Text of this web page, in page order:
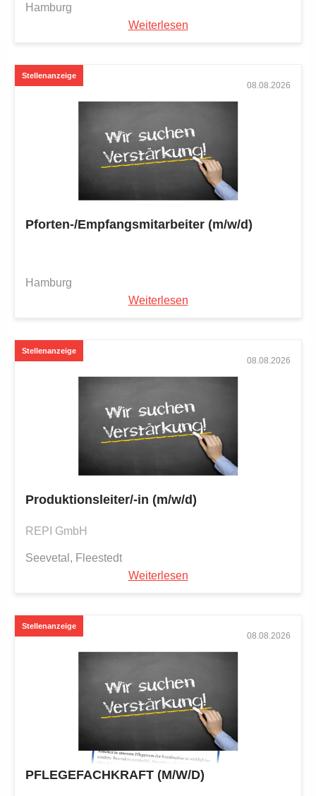
Hamburg
Weiterlesen
08.08.2026
Pforten-/Empfangsmitarbeiter (m/w/d)
Hamburg
Weiterlesen
08.08.2026
Produktionsleiter/-in (m/w/d)
REPI GmbH
Seevetal, Fleestedt
Weiterlesen
08.08.2026
PFLEGEFACHKRAFT (M/W/D)